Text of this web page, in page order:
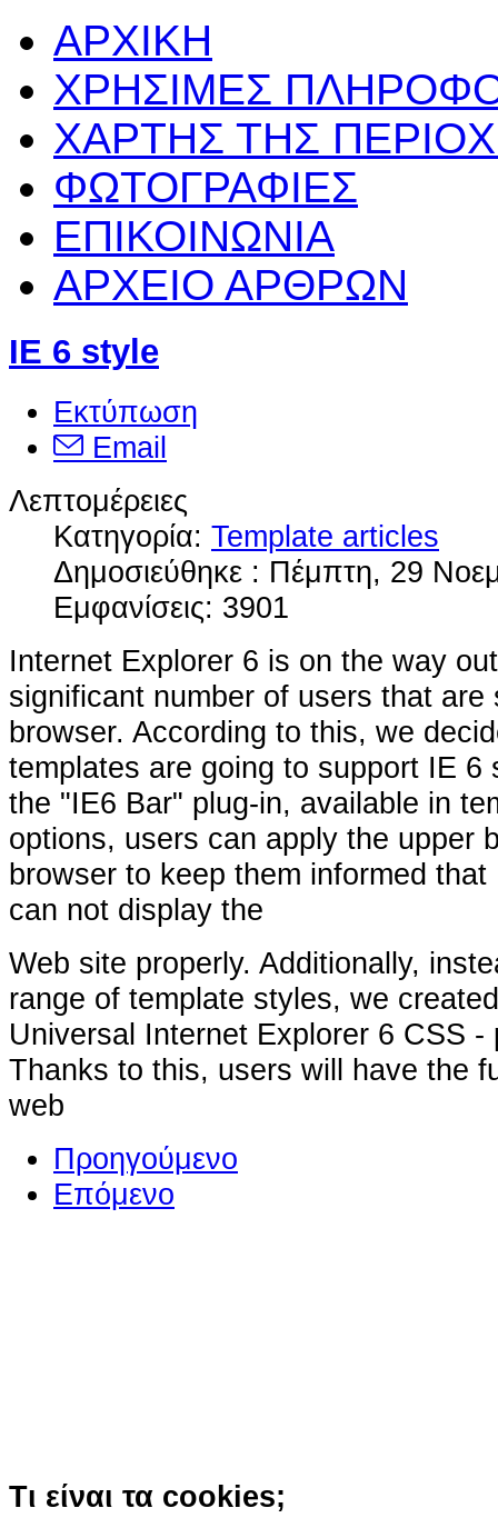
ΑΡΧΙΚΗ
ΧΡΗΣΙΜΕΣ
ΧΑΡΤΗΣ ΤΗΣ
ΦΩΤΟΓΡΑΦΙΕΣ
ΕΠΙΚΟΙΝΩΝΙΑ
ΑΡΧΕΙΟ ΑΡΘΡΩΝ
IE 6 style
Εκτύπωση
Email
Λεπτομέρειες
Κατηγορία: Template articles
Δημοσιεύθηκε : Πέμπτη, 29
Εμφανίσεις: 3901
Internet Explorer 6 is on the way
significant number of users that are
browser. According to this, we
templates are going to support IE 6
the "IE6 Bar" plug-in, available in
options, users can apply the upper
browser to keep them informed
can not display the
Web site properly. Additionally,
range of template styles, we
Universal Internet Explorer 6 CSS -
Thanks to this, users will have the
web
Προηγούμενο
Επόμενο
Τι είναι τα cookies;